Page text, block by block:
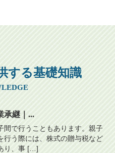
する基礎知識
承継｜...
間で行うこともあります。親子
行う際には、株式の贈与税など
り、事 […]